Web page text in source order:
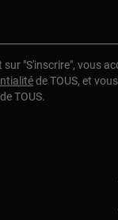
sur "S'inscrire", vous
de TOUS, et
TOUS.